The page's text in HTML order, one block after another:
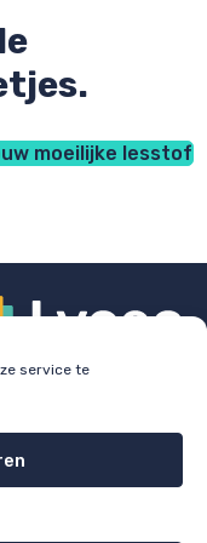
service te
moeilijke lesstof